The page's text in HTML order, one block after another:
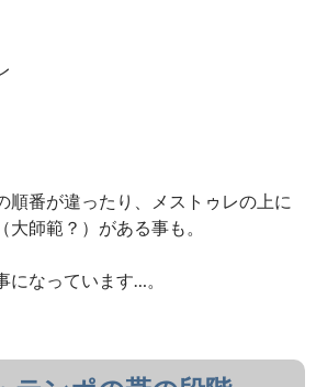
順番が違ったり、メストゥレの上に
師範？）がある事も。
になっています…。